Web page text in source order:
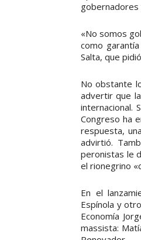
«No somos
como
Salta, que
No obstante
advertir que
internacional.
Congreso ha
respuesta,
advirtió.
peronistas le
el rionegrino
En el
Espínola y
Economía
massista: